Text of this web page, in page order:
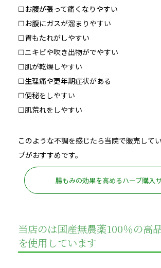
☐お腹が張って痛くなりやすい
☐お腹にガスが溜まりやすい
☐胃もたれがしやすい
☐ニキビや吹き出物がでやすい
☐肌が乾燥しやすい
☐生理痛や更年期症状がある
☐便秘をしやすい
☐肌荒れをしやすい
このような不調を感じたら当院で販売して
ブがおすすめです。
腸もみの効果を高めるハーブ購入
当店のは国産無農薬100％の高
を使用しています